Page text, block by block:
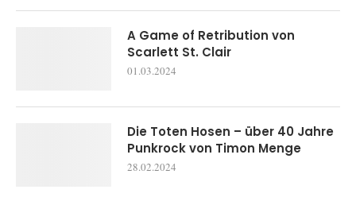
A Game of Retribution von
Scarlett St. Clair
01.03.2024
Die Toten Hosen – über 40 Jahre
Punkrock von Timon Menge
28.02.2024